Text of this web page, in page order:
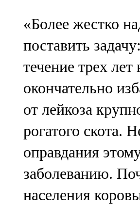
Чирмешән
107,7 FM
Чистай
103,0 FM
Чүпрәле
91,0 FM
Шәмәрдән
102,3 FM
Яңа чишмә
«Более жестко
поставить
течение трех
окончательно
от лейкоза
рогатого скота.
оправдания
заболеванию.
населения